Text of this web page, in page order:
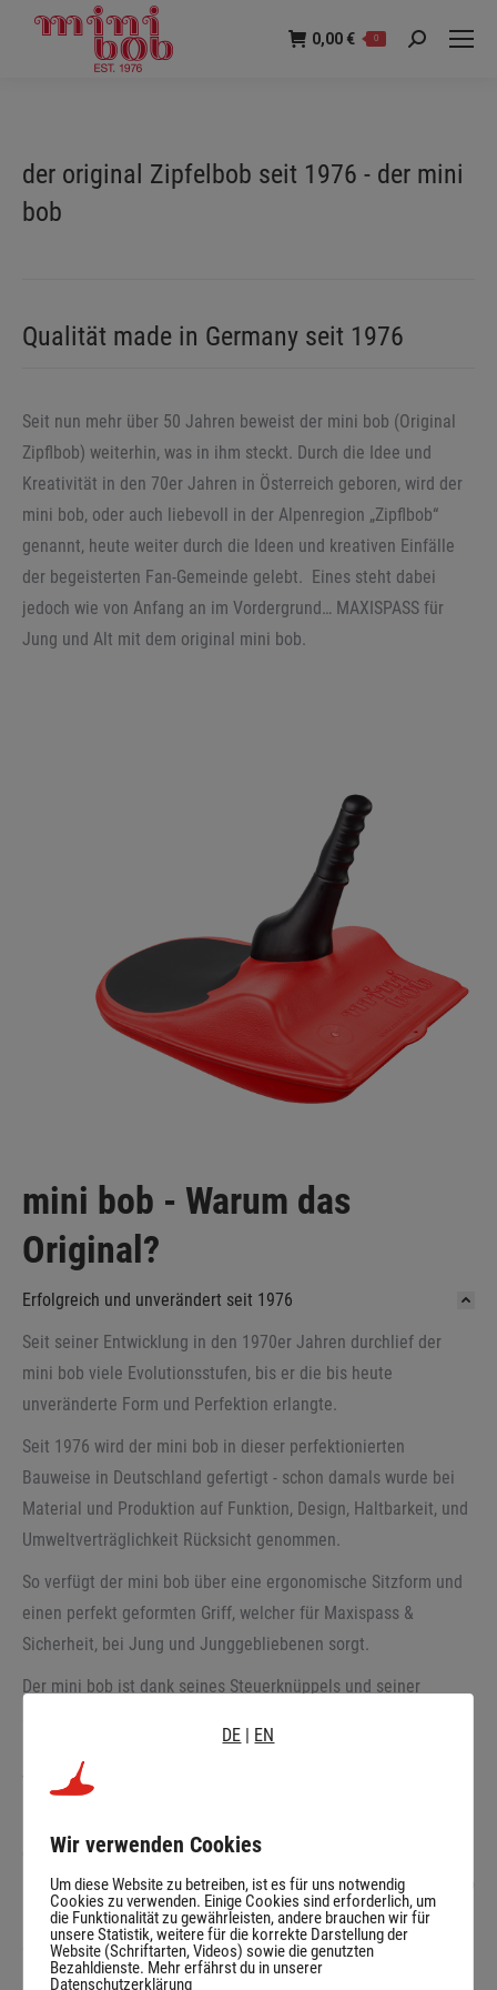
0,00 € 0 Suche:
der original Zipfelbob seit 1976 - der mini
bob
Qualität made in Germany seit 1976
Seit nun mehr über 50 Jahren beweist der mini bob (Original
Zipflbob) weiterhin, was in ihm steckt. Durch die Idee und
Kreativität in den 70er Jahren in Österreich geboren, wird der
mini bob, oder auch liebevoll in der Alpenregion „Zipflbob“
genannt, heute weiter durch die Ideen und kreativen Einfälle
der begeisterten Fan-Gemeinde gelebt. Eines steht dabei
jedoch wie von Anfang an im Vordergrund… MAXISPASS für
Jung und Alt mit dem original mini bob.
mini bob - Warum das
Original?
Erfolgreich und unverändert seit 1976
Seit seiner Entwicklung in den 1970er Jahren durchlief der
mini bob viele Evolutionsstufen, bis er die bis heute
unveränderte Form und Perfektion erlangte.
Seit 1976 wird der mini bob in dieser perfektionierten
Bauweise in Deutschland gefertigt - schon damals wurde bei
Material und Produktion auf Funktion, Design, Haltbarkeit, und
Umweltverträglichkeit Rücksicht genommen.
So verfügt der mini bob über eine ergonomische Sitzform und
einen perfekt geformten Griff, welcher für Maxispass &
Sicherheit, bei Jung und Junggebliebenen sorgt.
Der mini bob ist dank seines Steuerknüppels und seiner
beherrschen. Durch sein intuitives Bedienkonzept bereitet er
von der ersten Minute an viel Fahrfreude.
entsprechender Gesetze darauf geachtet, dass der mini bob
phthalatfrei (ohne Weichmacher) hergestellt wird. Der mini bob
besteht auch heute höchste Material- und
Sicherheitsprüfungen ohne Beanstandung.
DE | EN
Wir verwenden Cookies
Um diese Website zu betreiben, ist es für uns notwendig
Cookies zu verwenden. Einige Cookies sind erforderlich, um
die Funktionalität zu gewährleisten, andere brauchen wir für
unsere Statistik, weitere für die korrekte Darstellung der
Website (Schriftarten, Videos) sowie die genutzten
Bezahldienste. Mehr erfährst du in unserer
Datenschutzerklärung